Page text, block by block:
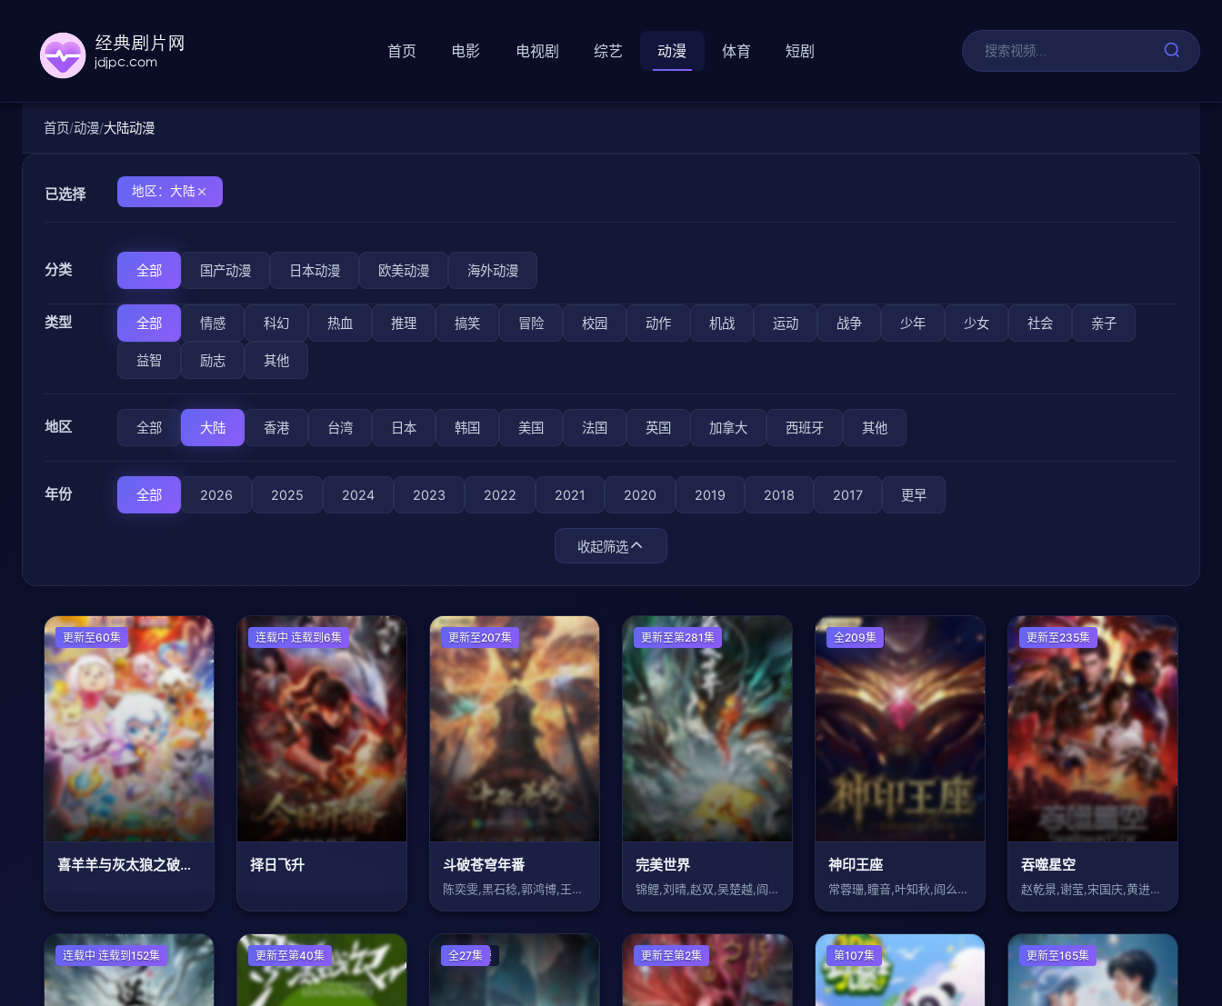
首页 电影 电视剧 综艺 动漫 体育 短剧
首页 动漫 大陆动漫
已选择 地区：大陆
分类 全部 国产动漫 日本动漫 欧美动漫 海外动漫
类型 全部 情感 科幻 热血 推理 搞笑 冒险 校园 动作 机战 运动 战争 少年 少女 社会 亲子
益智 励志 其他
地区 全部 大陆 香港 台湾 日本 韩国 美国 法国 英国 加拿大 西班牙 其他
年份 全部 2026 2025 2024 2023 2022 2021 2020 2019 2018 2017 更早
收起筛选
国产动漫
更新至60集
喜羊羊与灰太狼之破界山海诀
国产动漫
连载中 连载到6集
择日飞升
国产动漫
更新至207集
斗破苍穹年番
陈奕雯,黑石稔,郭鸿博,王宇航,赵洋,刘
国产动漫
更新至第281集
完美世界
锦鲤,刘晴,赵双,吴楚越,阎么么,宣晓鸣
国产动漫
全209集
神印王座
常蓉珊,瞳音,叶知秋,阎么么,藤新,刘明
国产动漫
更新至235集
吞噬星空
赵乾景,谢莹,宋国庆,黄进则,张若瑜
国产动漫
连载中 连载到152集 国产动漫
更新至第40集 国产动漫
全27集 国产动漫
更新至第2集 第107集 国产动漫
更新至165集